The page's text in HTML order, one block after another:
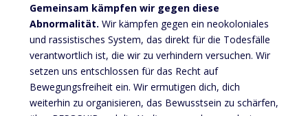
Gemeinsam kämpfen wir gegen diese
Abnormalität. Wir kämpfen gegen ein neokoloniales
und rassistisches System, das direkt für die Todesfälle
verantwortlich ist, die wir zu verhindern versuchen. Wir
setzen uns entschlossen für das Recht auf
Bewegungsfreiheit ein. Wir ermutigen dich, dich
weiterhin zu organisieren, das Bewusstsein zu schärfen,